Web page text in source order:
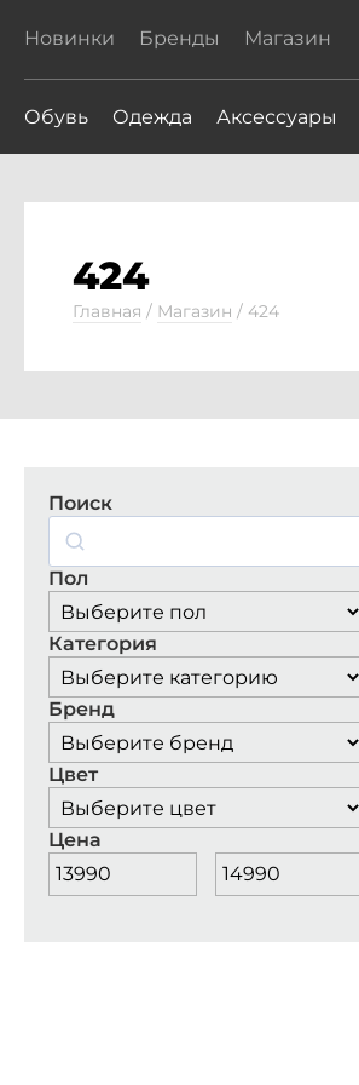
Новинки Бренды Магазин
Обувь Одежда Аксессуары
424
Главная / Магазин / 424
Поиск
Пол
Категория
Бренд
Цвет
Цена